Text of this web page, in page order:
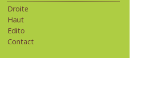
Droite
Haut
Edito
Contact